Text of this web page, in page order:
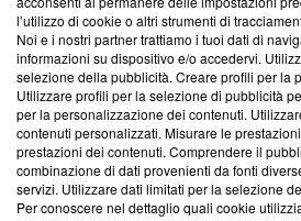
Team editoriale
Corporate
Redazione
Informativa Privacy
Cookie Policy
Blasting SA, IDI CHE-247.845.224, Via
l’utilizzo di cookie o altri strumenti di
Noi e i nostri partner trattiamo i tuoi dati di
informazioni su dispositivo e/o accedervi.
selezione della pubblicità. Creare profili per la
Utilizzare profili per la selezione di pubblicità
per la personalizzazione dei contenuti.
contenuti personalizzati. Misurare le
prestazioni dei contenuti. Comprendere il
combinazione di dati provenienti da fonti
servizi. Utilizzare dati limitati per la selezione
Per conoscere nel dettaglio quali cookie